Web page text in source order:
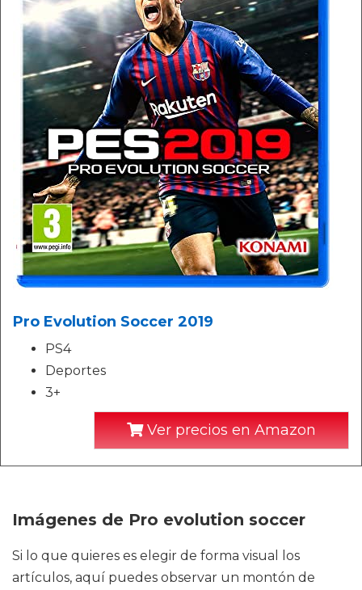
Pro Evolution Soccer 2019
PS4
Deportes
3+
Ver precios en Amazon
Imágenes de Pro evolution soccer
Si lo que quieres es elegir de forma visual los
artículos, aquí puedes observar un montón de